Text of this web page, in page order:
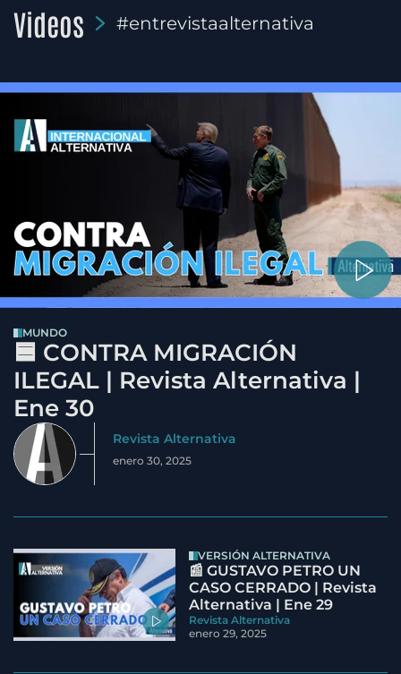
Videos #entrevistaalternativa
MUNDO
🟦 CONTRA MIGRACIÓN
ILEGAL | Revista Alternativa |
Ene 30
Revista Alternativa
enero 30, 2025
VERSIÓN ALTERNATIVA
📰 GUSTAVO PETRO UN
CASO CERRADO | Revista
Alternativa | Ene 29
Revista Alternativa
enero 29, 2025